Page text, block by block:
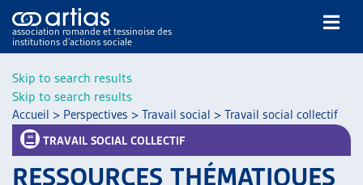
Skip to search results
Skip to search results
association romande et tessinoise des
institutions d’actions sociale
Accueil > Perspectives > Travail social > Travail social collectif
TRAVAIL SOCIAL COLLECTIF
RESSOURCES THÉMATIQUES